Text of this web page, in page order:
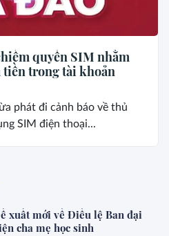
quyền SIM nhằm
tiền trong tài khoản
phát đi cảnh báo về thủ
SIM điện thoại...
xuất mới về Điều lệ Ban đại
cha mẹ học sinh